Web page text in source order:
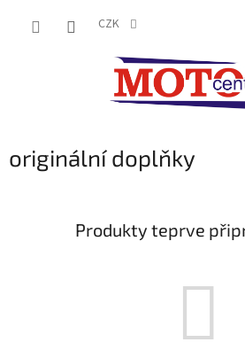
CZK
originální doplňky
Produkty teprve